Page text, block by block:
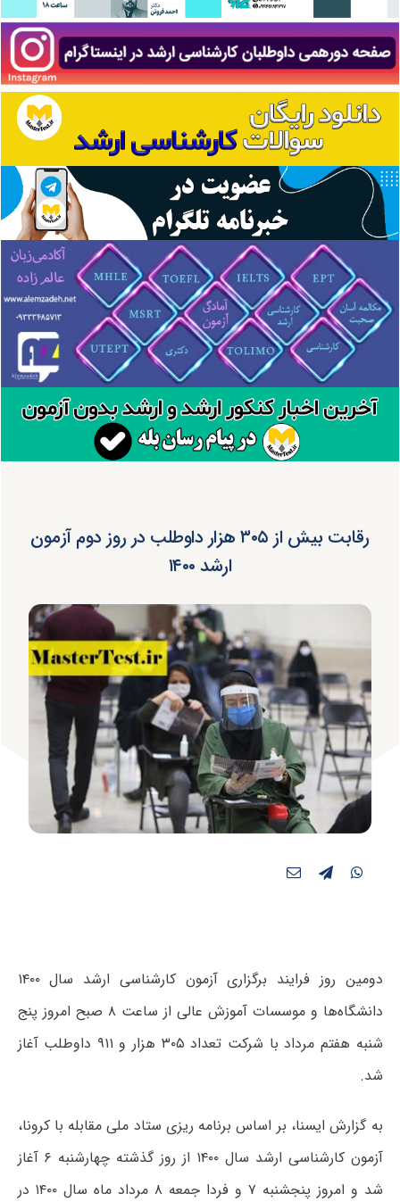
رقابت بیش از ۳۰۵ هزار داوطلب در روز دوم آزمون
ارشد ۱۴۰۰
دومین روز فرایند برگزاری آزمون کارشناسی ارشد سال ۱۴۰۰
دانشگاه‌ها و موسسات آموزش عالی از ساعت ۸ صبح امروز پنج
شنبه هفتم مرداد با شرکت تعداد ۳۰۵ هزار و ۹۱۱ داوطلب آغاز
شد.
به گزارش ایسنا، بر اساس برنامه ریزی ستاد ملی مقابله با کرونا،
آزمون کارشناسی ارشد سال ۱۴۰۰ از روز گذشته چهارشنبه ۶ آغاز
شد و امروز پنجشنبه ۷ و فردا جمعه ۸ مرداد ‌ماه سال ۱۴۰۰ در